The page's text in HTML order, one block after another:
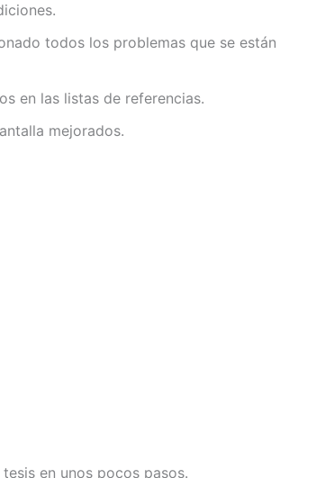
todos los problemas que se están
en las listas de referencias.
mejorados.
en unos pocos pasos.